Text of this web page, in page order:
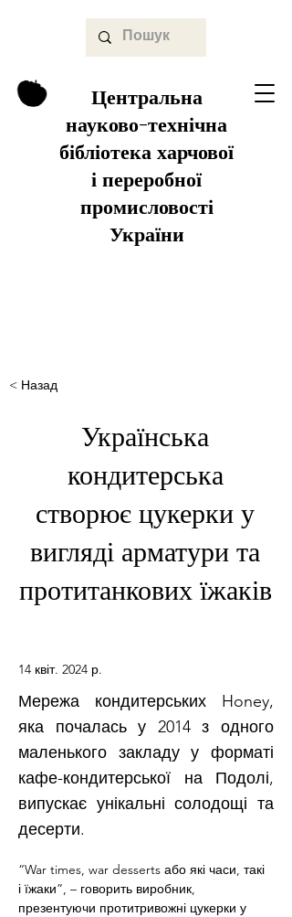
Центральна
науково-технічна
бібліотека харчової
і переробної
промисловості
України
< Назад
Українська
кондитерська
створює цукерки у
вигляді арматури та
протитанкових їжаків
14 квіт. 2024 р.
Мережа кондитерських Honey,
яка почалась у 2014 з одного
маленького закладу у форматі
кафе-кондитерської на Подолі,
випускає унікальні солодощі та
десерти.
“War times, war desserts або які часи, такі
і їжаки”, – говорить виробник,
презентуючи протитривожні цукерки у